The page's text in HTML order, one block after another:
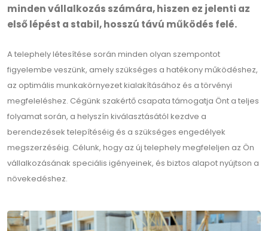
minden vállalkozás számára, hiszen ez jelenti az
első lépést a stabil, hosszú távú működés felé.
A telephely létesítése során minden olyan szempontot
figyelembe veszünk, amely szükséges a hatékony működéshez,
az optimális munkakörnyezet kialakításához és a törvényi
megfeleléshez. Cégünk szakértő csapata támogatja Önt a teljes
folyamat során, a helyszín kiválasztásától kezdve a
berendezések telepítéséig és a szükséges engedélyek
megszerzéséig. Célunk, hogy az új telephely megfeleljen az Ön
vállalkozásának speciális igényeinek, és biztos alapot nyújtson a
növekedéshez.